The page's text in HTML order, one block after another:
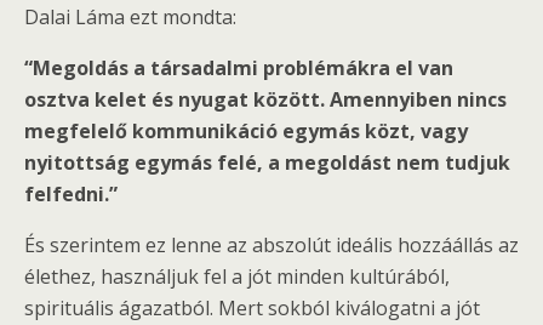
Dalai Láma ezt mondta:
“Megoldás a társadalmi problémákra el van
osztva kelet és nyugat között. Amennyiben nincs
megfelelő kommunikáció egymás közt, vagy
nyitottság egymás felé, a megoldást nem tudjuk
felfedni.”
És szerintem ez lenne az abszolút ideális hozzáállás az
élethez, használjuk fel a jót minden kultúrából,
spirituális ágazatból. Mert sokból kiválogatni a jót